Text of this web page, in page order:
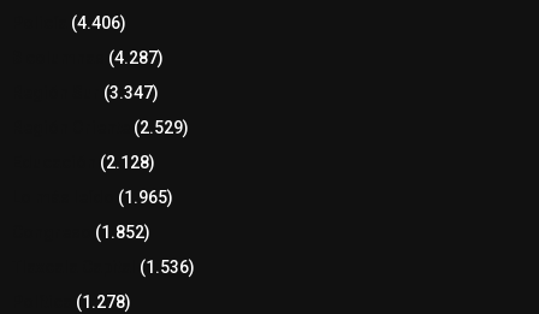
(4.406)
(4.287)
(3.347)
(2.529)
(2.128)
(1.965)
(1.852)
(1.536)
(1.278)